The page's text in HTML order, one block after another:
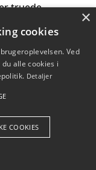
truede
til
Aps
×
cookies
Ved
alle cookies i
Detaljer
COOKIES